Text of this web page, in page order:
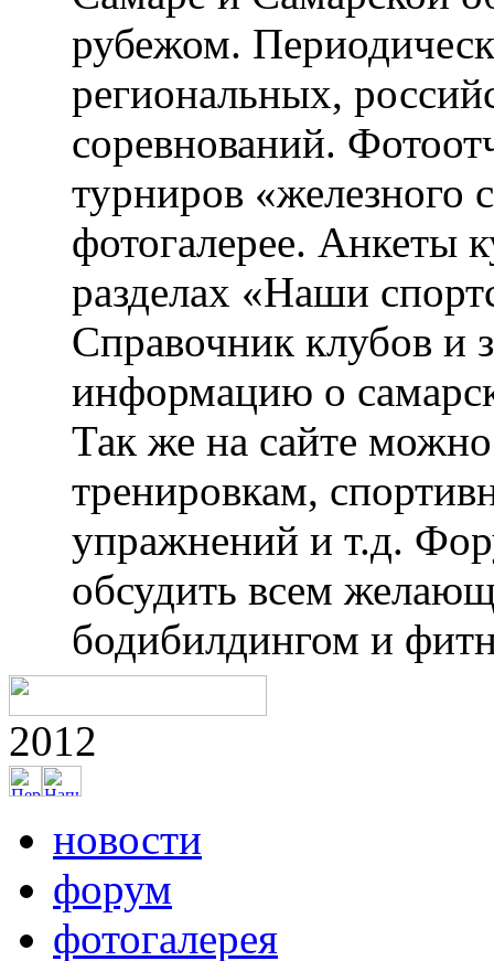
info@kulturizm63.ru. (C)
Самаре» проект
Webvertex - создание и
Разное.Публикации
На сайте
Самаре и Самарской
рубежом.
региональных,
соревнований.
турниров «железного
фотогалерее. Анкеты
разделах «Наши
Справочник клубов и
Так же на сайте
тренировкам,